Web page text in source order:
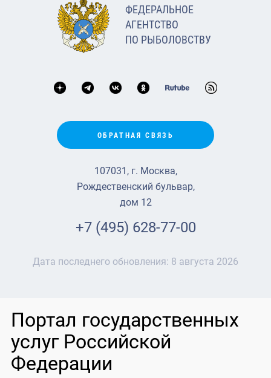
ФЕДЕРАЛЬНОЕ
АГЕНТСТВО
ПО РЫБОЛОВСТВУ
ОБРАТНАЯ СВЯЗЬ
107031, г. Москва,
Рождественский бульвар,
дом 12
+7 (495) 628-77-00
Дата последнего обновления: 8 августа 2026
Портал государственных
услуг Российской
Федерации